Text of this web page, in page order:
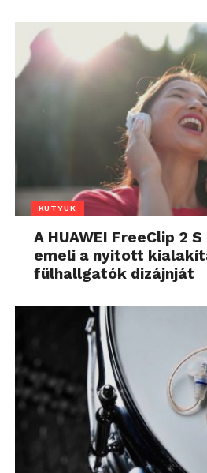
KÜTYÜK
A HUAWEI FreeClip 2
emeli a nyitott
fülhallgatók dizájnját